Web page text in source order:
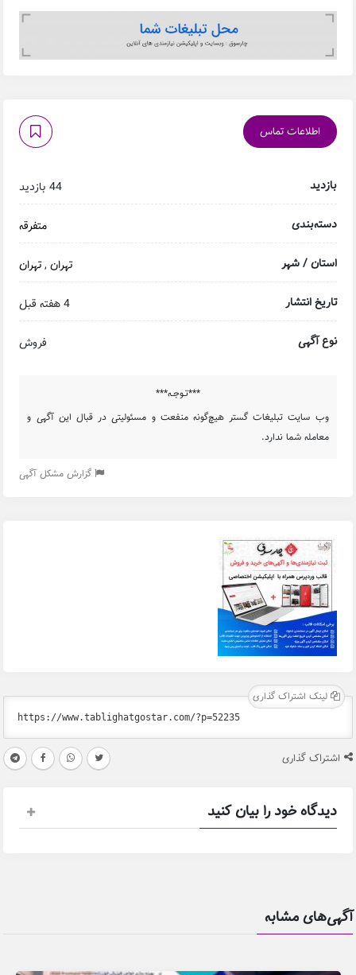
اطلاعات تماس
بازدید 44 بازدید
دسته‌بندی متفرقه
استان / شهر تهران,تهران
تاریخ انتشار 4 هفته قبل
نوع آگهی فروش
***تـوجـه***
وب سایت تبلیغات گستر هیچ‌گونه منفعت و مسئولیتی در قبال این آگهی و
معامله شما ندارد.
گزارش مشکل آگهی
لینک اشتراک گذاری
اشتراک گذاری
دیدگاه خود را بیان کنید
آگهی‌های مشابه